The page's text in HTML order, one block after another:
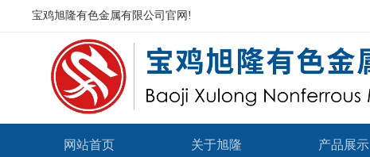
宝鸡旭隆有色金属有限公司官网!
网站首页 关于旭隆 产品展示